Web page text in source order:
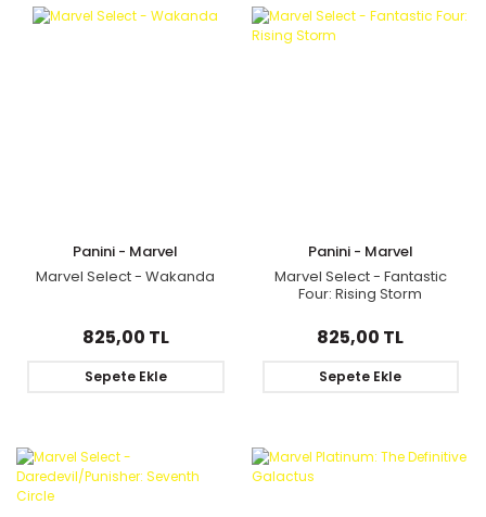
Panini - Marvel
Marvel Select - Wakanda
825,00 TL
Sepete Ekle
Panini - Marvel
Marvel Select - Fantastic
Four: Rising Storm
825,00 TL
Sepete Ekle